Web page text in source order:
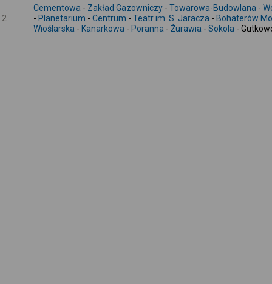
2
Cementowa - Zakład Gazowniczy - Towarowa-Budowlana -
- Planetarium - Centrum - Teatr im. S. Jaracza - Bohaterów
Wioślarska - Kanarkowa - Poranna - Żurawia - Sokola -